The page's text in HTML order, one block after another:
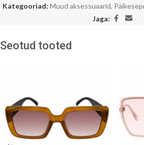
Kategooriad: Muud aksessuaarid,
Jaga:
Seotud tooted